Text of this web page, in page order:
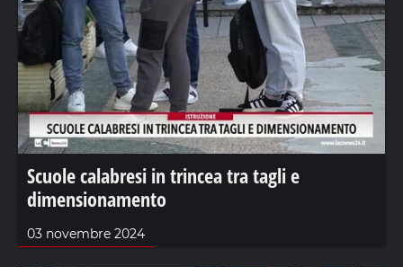
Scuole calabresi in trincea tra tagli e
dimensionamento
03 novembre 2024